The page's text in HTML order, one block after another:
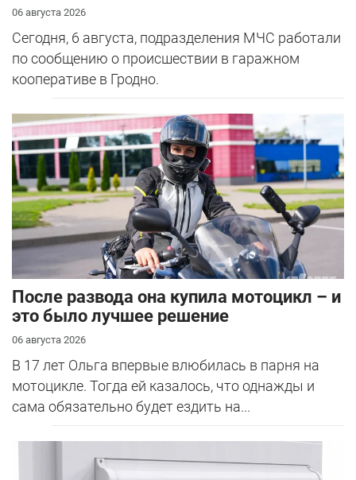
06 августа 2026
Сегодня, 6 августа, подразделения МЧС работали
по сообщению о происшествии в гаражном
кооперативе в Гродно.
После развода она купила мотоцикл – и
это было лучшее решение
06 августа 2026
В 17 лет Ольга впервые влюбилась в парня на
мотоцикле. Тогда ей казалось, что однажды и
сама обязательно будет ездить на...